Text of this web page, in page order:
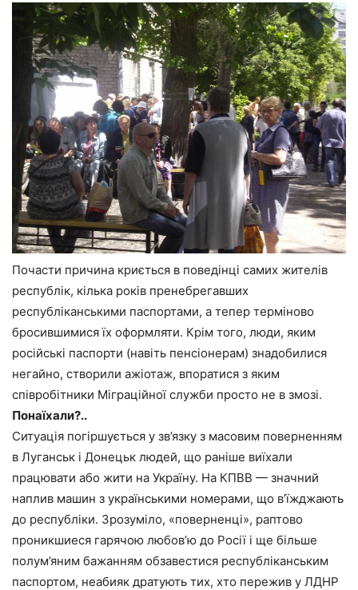
Почасти причина криється в поведінці самих жителів
республік, кілька років пренебрегавших
республіканськими паспортами, а тепер терміново
бросившимися їх оформляти. Крім того, люди, яким
російські паспорти (навіть пенсіонерам) знадобилися
негайно, створили ажіотаж, впоратися з яким
співробітники Міграційної служби просто не в змозі.
Понаїхали?..
Ситуація погіршується у зв’язку з масовим поверненням
в Луганськ і Донецьк людей, що раніше виїхали
працювати або жити на Україну. На КПВВ — значний
наплив машин з українськими номерами, що в’їжджають
до республіки. Зрозуміло, «поверненці», раптово
проникшиеся гарячою любов’ю до Росії і ще більше
полум’яним бажанням обзавестися республіканським
паспортом, неабияк дратують тих, хто пережив у ЛДНР